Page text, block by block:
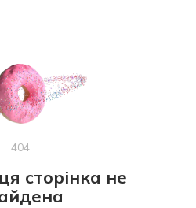
404
сторінка не